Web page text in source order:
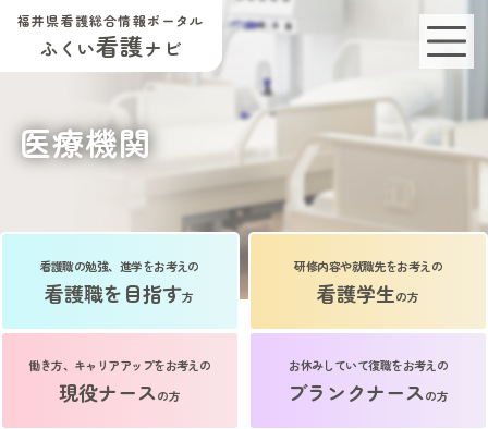
福井県看護総合情報ポータル
ふくい看護ナビ
医療機関
看護職の勉強、進学をお考えの
看護職を目指す方
研修内容や就職先をお考えの
看護学生の方
働き方、キャリアアップをお考えの
現役ナースの方
お休みしていて復職をお考えの
ブランクナースの方